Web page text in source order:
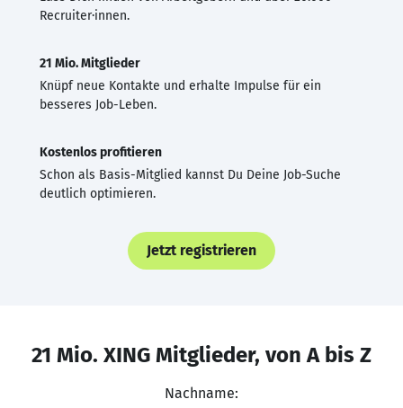
Recruiter·innen.
21 Mio. Mitglieder
Knüpf neue Kontakte und erhalte Impulse für ein
besseres Job-Leben.
Kostenlos profitieren
Schon als Basis-Mitglied kannst Du Deine Job-Suche
deutlich optimieren.
Jetzt registrieren
21 Mio. XING Mitglieder, von A bis Z
Nachname: